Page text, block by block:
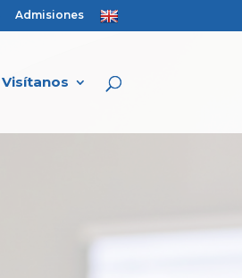
Admisiones
Visítanos